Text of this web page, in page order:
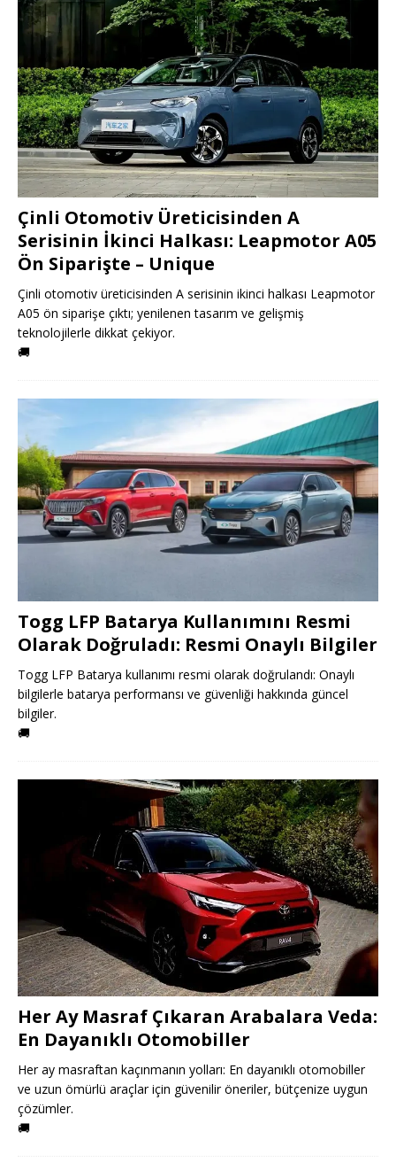
Çinli Otomotiv Üreticisinden A
Serisinin İkinci Halkası: Leapmotor A05
Ön Siparişte – Unique
Çinli otomotiv üreticisinden A serisinin ikinci halkası Leapmotor
A05 ön siparişe çıktı; yenilenen tasarım ve gelişmiş
teknolojilerle dikkat çekiyor.
🚚
Togg LFP Batarya Kullanımını Resmi
Olarak Doğruladı: Resmi Onaylı Bilgiler
Togg LFP Batarya kullanımı resmi olarak doğrulandı: Onaylı
bilgilerle batarya performansı ve güvenliği hakkında güncel
bilgiler.
🚚
Her Ay Masraf Çıkaran Arabalara Veda:
En Dayanıklı Otomobiller
Her ay masraftan kaçınmanın yolları: En dayanıklı otomobiller
ve uzun ömürlü araçlar için güvenilir öneriler, bütçenize uygun
çözümler.
🚚